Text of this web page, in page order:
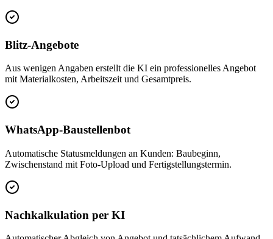
Blitz-Angebote
Aus wenigen Angaben erstellt die KI ein professionelles Angebot
mit Materialkosten, Arbeitszeit und Gesamtpreis.
WhatsApp-Baustellenbot
Automatische Statusmeldungen an Kunden: Baubeginn,
Zwischenstand mit Foto-Upload und Fertigstellungstermin.
Nachkalkulation per KI